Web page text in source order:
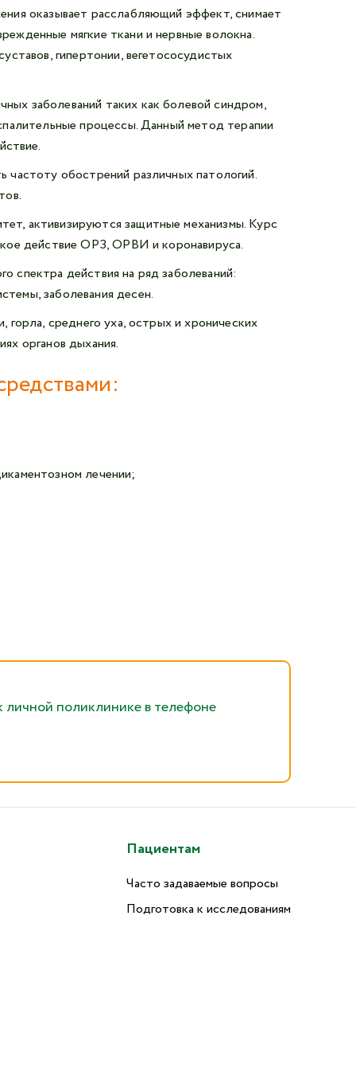
оказывает расслабляющий эффект, снимает
мягкие ткани и нервные волокна.
гипертонии, вегетососудистых
заболеваний таких как болевой синдром,
процессы. Данный метод терапии
частоту обострений различных патологий.
активизируются защитные механизмы. Курс
действие ОРЗ, ОРВИ и коронавируса.
спектра действия на ряд заболеваний:
заболевания десен.
горла, среднего уха, острых и хронических
органов дыхания.
лечении;
поликлинике в телефоне
Пациентам
Часто задаваемые вопросы
Подготовка к исследованиям